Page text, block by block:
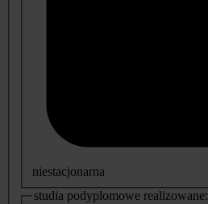
niestacjonarna
studia podyplomowe realizowane: